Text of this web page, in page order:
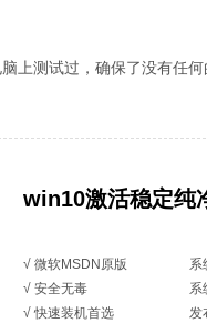
上测试过，确保了没有任
win10激活稳定纯
√ 微软MSDN原版
系
√ 安全无毒
系
√ 快速装机首选
发